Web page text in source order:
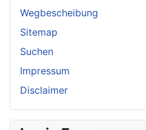
Wegbescheibung
Sitemap
Suchen
Impressum
Disclaimer